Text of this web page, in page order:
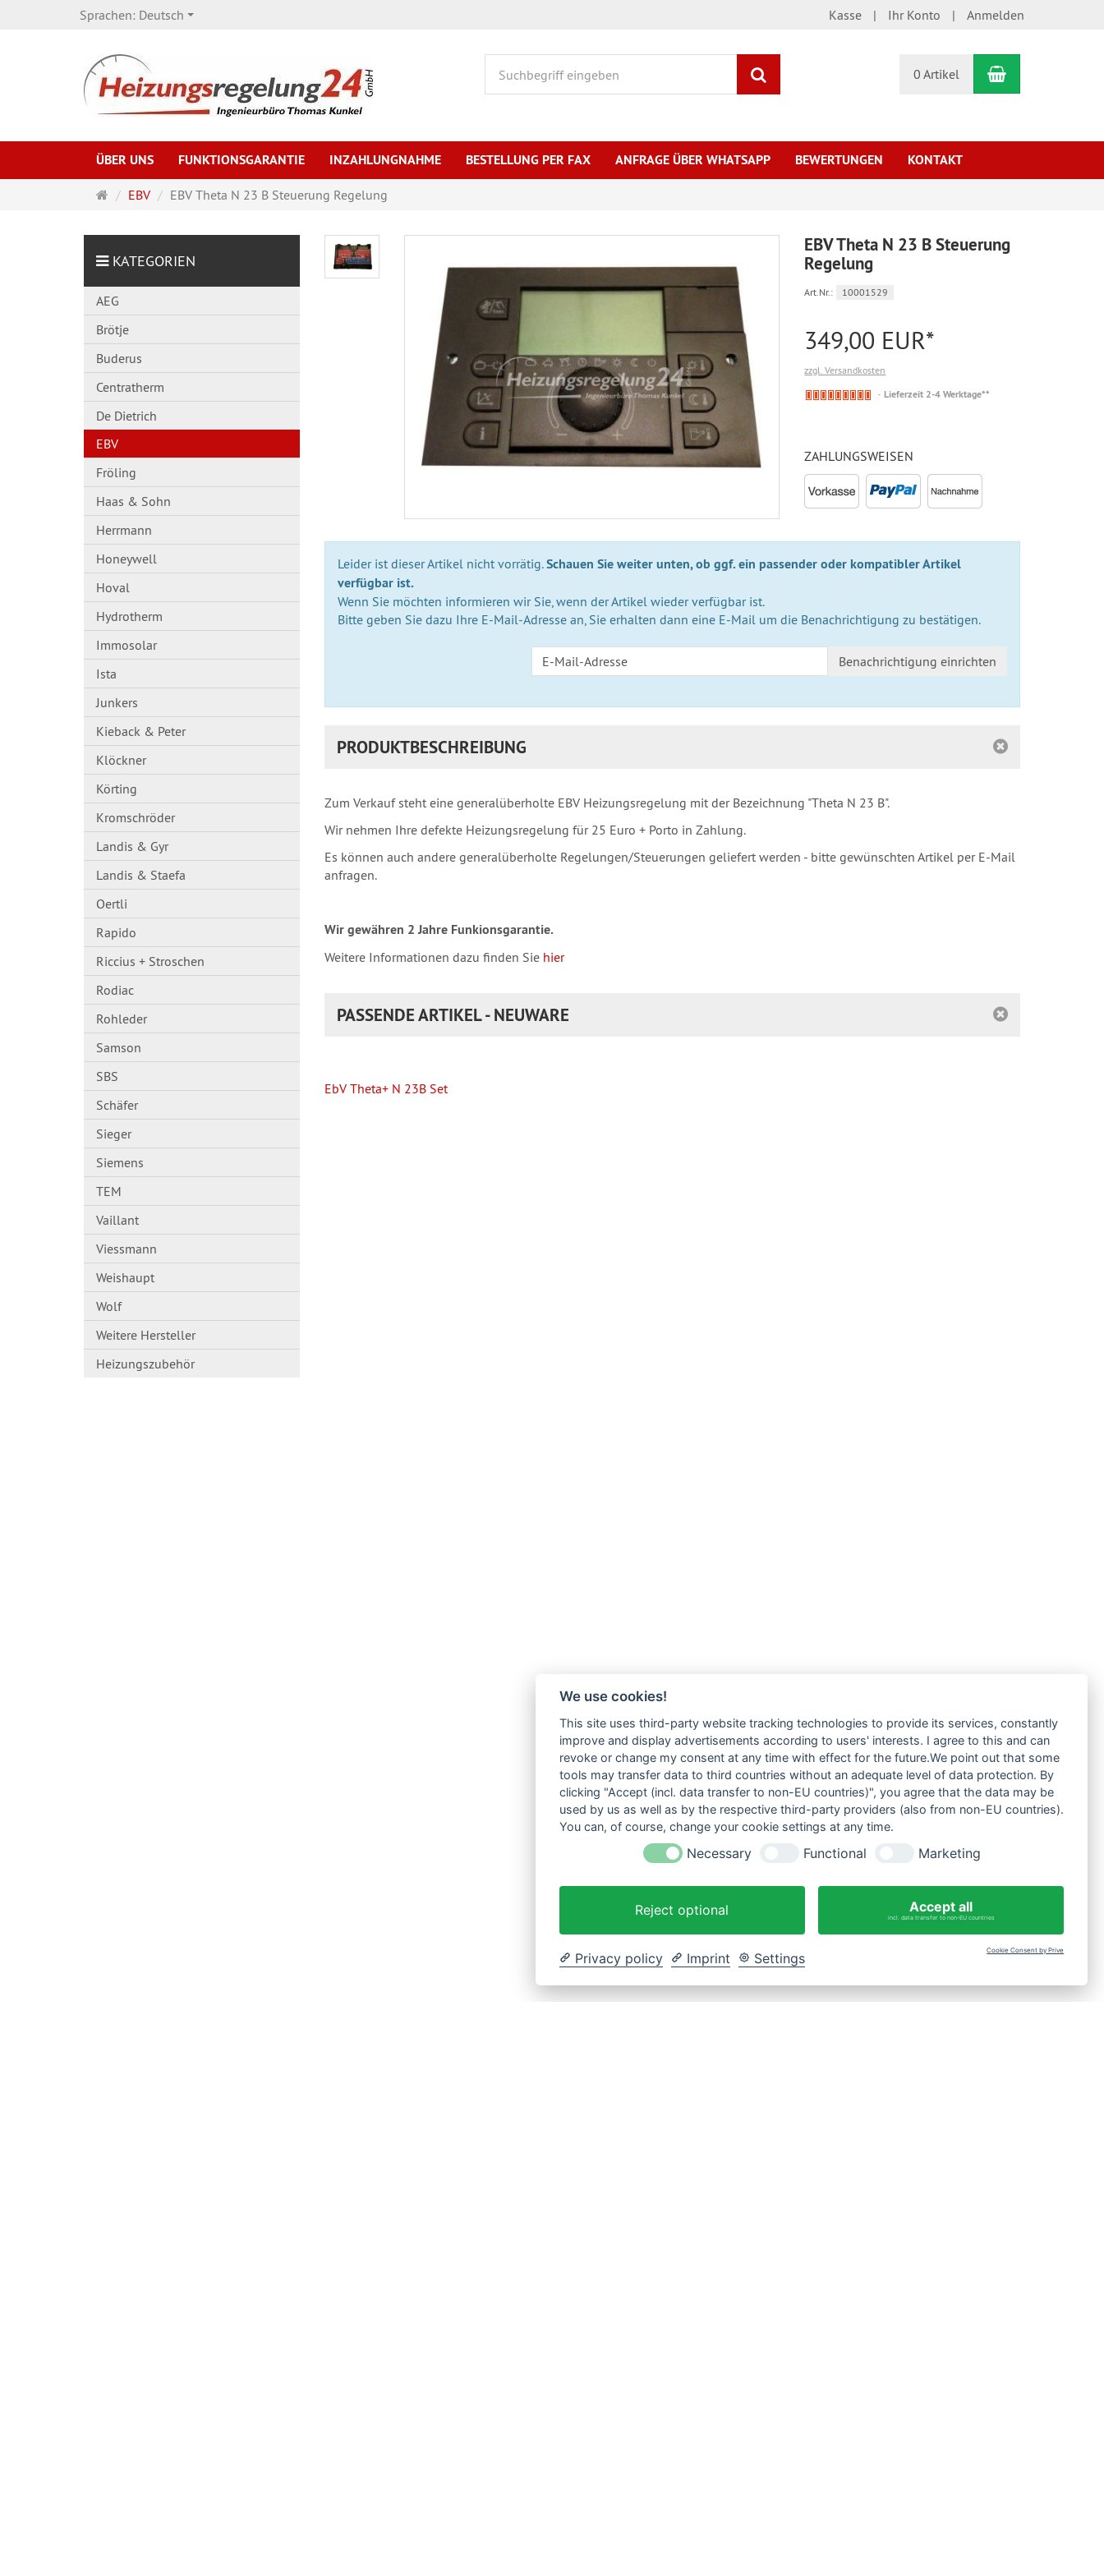
Sprachen: Deutsch Kasse Ihr Konto Anmelden
0 Artikel Warenkorb
ÜBER UNS FUNKTIONSGARANTIE INZAHLUNGNAHME BESTELLUNG PER FAX ANFRAGE ÜBER WHATSAPP BEWERTUNGEN KONTAKT
Startseite
EBV EBV Theta N 23 B Steuerung Regelung
EBV Theta N 23 B Steuerung
Regelung
Art.Nr.: 10001529
349,00 EUR*
zzgl. Versandkosten
Nicht
Lieferzeit 2-4 Werktage**
ZAHLUNGSWEISEN
Leider ist dieser Artikel nicht vorrätig.Schauen Sie weiter unten, ob ggf. ein passender oder kompatibler Artikel
verfügbar ist.
Wenn Sie möchten informieren wir Sie, wenn der Artikel wieder verfügbar ist.
Bitte geben Sie dazu Ihre E-Mail-Adresse an, Sie erhalten dann eine E-Mail um die Benachrichtigung zu bestätigen.
Benachrichtigung einrichten
PRODUKTBESCHREIBUNG
Zum Verkauf steht eine generalüberholte EBV Heizungsregelung mit der Bezeichnung "Theta N 23 B".
Wir nehmen Ihre defekte Heizungsregelung für 25 Euro + Porto in Zahlung.
Es können auch andere generalüberholte Regelungen/Steuerungen geliefert werden - bitte gewünschten Artikel per E-Mail
anfragen.
Wir gewähren 2 Jahre Funkionsgarantie.
Weitere Informationen dazu finden Sie hier
PASSENDE ARTIKEL - NEUWARE
EbV Theta+ N 23B Set
KATEGORIEN
AEG
Brötje
Buderus
Centratherm
De Dietrich
EBV
Fröling
Haas & Sohn
Herrmann
Honeywell
Hoval
Hydrotherm
Immosolar
Ista
Junkers
Kieback & Peter
Klöckner
Körting
Kromschröder
Landis & Gyr
Landis & Staefa
Oertli
Rapido
Riccius + Stroschen
Rodiac
Rohleder
Samson
SBS
Schäfer
Sieger
Siemens
TEM
Vaillant
Viessmann
Weishaupt
Wolf
Weitere Hersteller
Heizungszubehör
We use cookies!
This site uses third-party website tracking technologies to provide its services, constantly
improve and display advertisements according to users' interests. I agree to this and can
revoke or change my consent at any time with effect for the future.We point out that some
tools may transfer data to third countries without an adequate level of data protection. By
clicking "Accept (incl. data transfer to non-EU countries)", you agree that the data may be
used by us as well as by the respective third-party providers (also from non-EU countries).
You can, of course, change your cookie settings at any time.
Necessary Functional Marketing
Reject optional Accept all
incl. data transfer to non-EU countries
Privacy policy Imprint Settings Cookie Consent by Prive
Fragen?
WhatsApp-Nachricht an 0175 3269620